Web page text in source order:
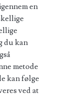
en
du kan
metode
kan følge
ved at